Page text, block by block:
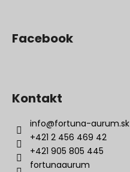
Facebook
Kontakt
info@fortuna-aurum.sk
+421 2 456 469 42
+421 905 805 445
fortunaaurum